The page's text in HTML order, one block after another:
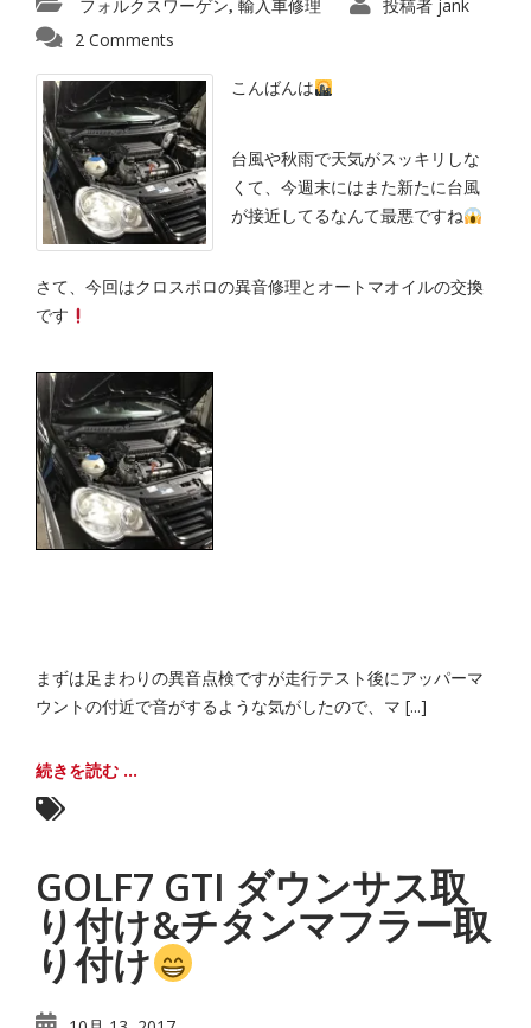
フォルクスワーゲン, 輸入車修理 投稿者 jank
2 Comments
こんばんは
台風や秋雨で天気がスッキリしな
くて、今週末にはまた新たに台風
が接近してるなんて最悪ですね
さて、今回はクロスポロの異音修理とオートマオイルの交換
です
まずは足まわりの異音点検ですが走行テスト後にアッパーマ
ウントの付近で音がするような気がしたので、マ [...]
続きを読む ...
GOLF7 GTI ダウンサス取
り付け&チタンマフラー取
り付け